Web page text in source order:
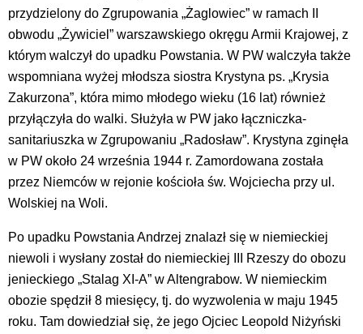
przydzielony do Zgrupowania „Żaglowiec” w ramach II
obwodu „Żywiciel” warszawskiego okręgu Armii Krajowej, z
którym walczył do upadku Powstania. W PW walczyła także
wspomniana wyżej młodsza siostra Krystyna ps. „Krysia
Zakurzona”, która mimo młodego wieku (16 lat) również
przyłączyła do walki. Służyła w PW jako łączniczka-
sanitariuszka w Zgrupowaniu „Radosław”. Krystyna zginęła
w PW około 24 września 1944 r. Zamordowana została
przez Niemców w rejonie kościoła św. Wojciecha przy ul.
Wolskiej na Woli.
Po upadku Powstania Andrzej znalazł się w niemieckiej
niewoli i wysłany został do niemieckiej III Rzeszy do obozu
jenieckiego „Stalag XI-A” w Altengrabow. W niemieckim
obozie spędził 8 miesięcy, tj. do wyzwolenia w maju 1945
roku. Tam dowiedział się, że jego Ojciec Leopold Niżyński